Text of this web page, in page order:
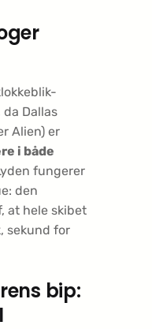
Dallas
Alien) er
i både
fungerer
den
at hele skibet
sekund for
bip: